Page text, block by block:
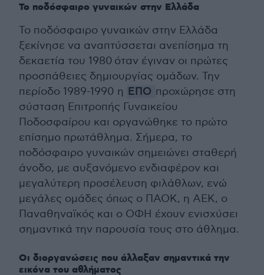
Το ποδόσφαιρο γυναικών στην Ελλάδα
Το ποδόσφαιρο γυναικών στην Ελλάδα
ξεκίνησε να αναπτύσσεται ανεπίσημα τη
δεκαετία του 1980 όταν έγιναν οι πρώτες
προσπάθειες δημιουργίας ομάδων. Την
περίοδο 1989-1990 η ΕΠΟ προχώρησε στη
σύσταση Επιτροπής Γυναικείου
Ποδοσφαίρου και οργανώθηκε το πρώτο
επίσημο πρωτάθλημα. Σήμερα, το
ποδόσφαιρο γυναικών σημειώνει σταθερή
άνοδο, με αυξανόμενο ενδιαφέρον και
μεγαλύτερη προσέλευση φιλάθλων, ενώ
μεγάλες ομάδες όπως ο ΠΑΟΚ, η ΑΕΚ, ο
Παναθηναϊκός και ο ΟΦΗ έχουν ενισχύσει
σημαντικά την παρουσία τους στο άθλημα.
Οι διοργανώσεις που άλλαξαν σημαντικά την
εικόνα του αθλήματος